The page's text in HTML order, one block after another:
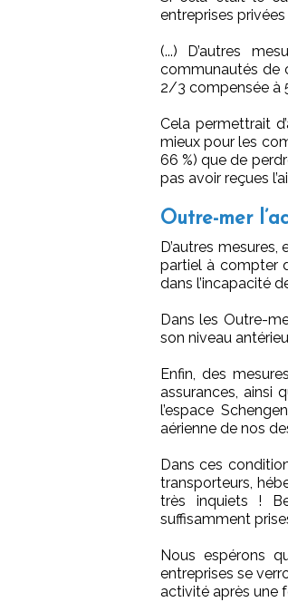
entreprises
(...) D’autres
communautés de
2/3 compensée à
Cela permettrait
mieux pour les
66 %) que de
pas avoir reçues
Outre-mer
D’autres
partiel à compter
dans l’incapacité
Dans les Outre-
son niveau
Enfin, des
assurances, ainsi
l’espace
aérienne de nos
Dans ces
transporteurs,
très inquiets !
suffisamment
Nous espérons
entreprises se
activité après une